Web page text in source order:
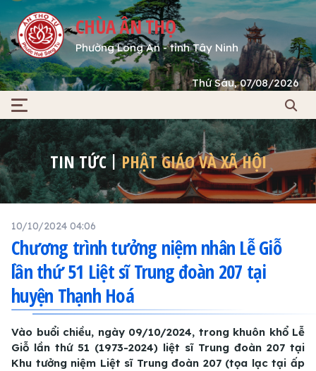
CHÙA ÂN THỌ
Phường Long An - tỉnh Tây Ninh
Thứ Sáu, 07/08/2026
TIN TỨC PHẬT GIÁO VÀ XÃ HỘI
10/10/2024 04:06
Chương trình tưởng niệm nhân Lễ Giỗ
lần thứ 51 Liệt sĩ Trung đoàn 207 tại
huyện Thạnh Hoá
Vào buổi chiều, ngày 09/10/2024, trong khuôn khổ Lễ
Giỗ lần thứ 51 (1973-2024) liệt sĩ Trung đoàn 207 tại
Khu tưởng niệm Liệt sĩ Trung đoàn 207 (tọa lạc tại ấp